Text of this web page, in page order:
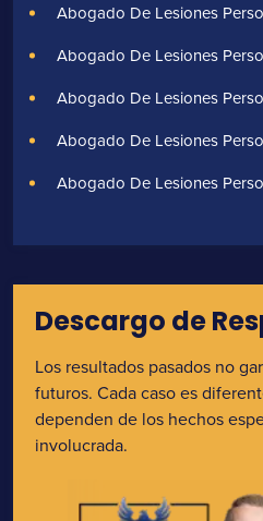
Abogado De Lesiones
Abogado De Lesiones
Abogado De Lesiones
Abogado De Lesiones
Abogado De Lesiones
Descargo de
Los resultados pasados no
futuros. Cada caso es
dependen de los hechos
involucrada.